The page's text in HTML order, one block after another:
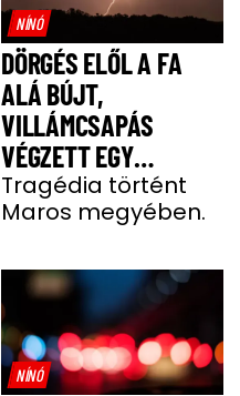
NÍNÓ
DÖRGÉS ELŐL A FA
ALÁ BÚJT,
VILLÁMCSAPÁS
VÉGZETT EGY
FÉRFIVEL
Tragédia történt
Maros megyében.
NÍNÓ